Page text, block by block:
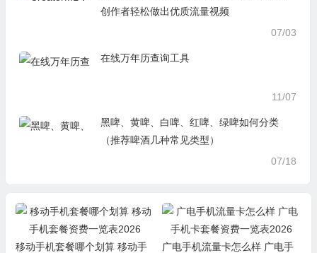
创作者轻松做出优质流量视频
07/03
在线万年历查询工具
11/07
黑啤、黄啤、白啤、红啤、绿啤如何分类
（推荐啤酒几种常见类型）
07/18
移动手机套餐哪个划算 移动手
广电手机流量卡怎么样 广电手